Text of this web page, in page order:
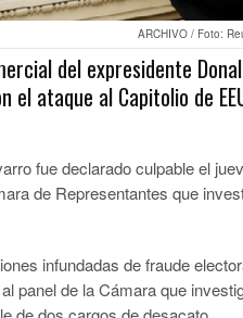
ARCHIVO / Foto:
del expresidente
el ataque al Capitolio de
fue declarado culpable el
de Representantes que
infundadas de fraude
panel de la Cámara que